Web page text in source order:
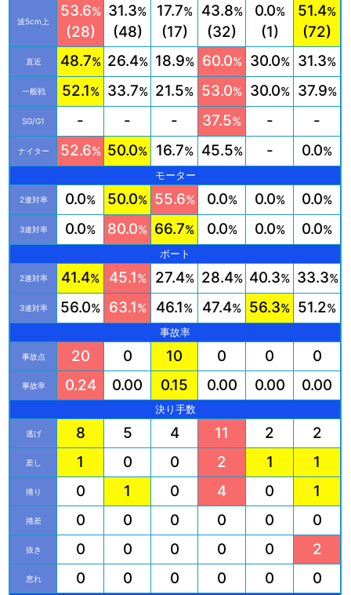
波5cm上
53.6%
(28)
31.3%
(48)
17.7%
(17)
43.8%
(32)
0.0%
(1)
51.4%
(72)
直近 48.7% 26.4% 18.9% 60.0% 30.0% 31.3%
一般戦 52.1% 33.7% 21.5% 53.0% 30.0% 37.9%
SG/G1 - - - 37.5% - -
ナイター 52.6% 50.0% 16.7% 45.5% - 0.0%
モーター
2連対率 0.0% 50.0% 55.6% 0.0% 0.0% 0.0%
3連対率 0.0% 80.0% 66.7% 0.0% 0.0% 0.0%
ボート
2連対率 41.4% 45.1% 27.4% 28.4% 40.3% 33.3%
3連対率 56.0% 63.1% 46.1% 47.4% 56.3% 51.2%
事故率
事故点 20 0 10 0 0 0
事故率 0.24 0.00 0.15 0.00 0.00 0.00
決り手数
逃げ 8 5 4 11 2 2
差し 1 0 0 2 1 1
捲り 0 1 0 4 0 1
捲差 0 0 0 0 0 0
抜き 0 0 0 0 0 2
恵れ 0 0 0 0 0 0